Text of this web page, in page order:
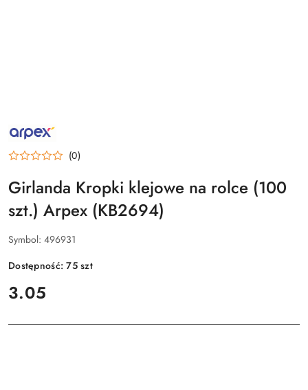
NAZWA
PRODUCENTA:
ARPEX
(0)
Girlanda Kropki klejowe na rolce (100
szt.) Arpex (KB2694)
Symbol: 496931
Dostępność:75szt
cena:
3.05